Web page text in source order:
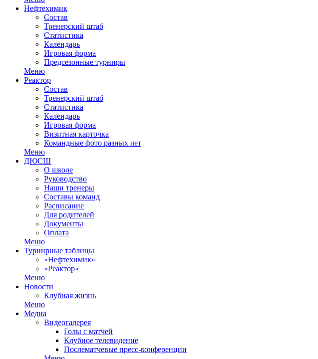
Нефтехимик
Состав
Тренерский штаб
Статистика
Календарь
Игровая форма
Предсезонные турниры
Меню
Реактор
Состав
Тренерский штаб
Статистика
Календарь
Игровая форма
Визитная карточка
Командные фото разных лет
Меню
ДЮСШ
О школе
Руководство
Наши тренеры
Составы команд
Расписание
Для родителей
Документы
Оплата
Меню
Турнирные таблицы
«Нефтехимик»
«Реактор»
Меню
Новости
Клубная жизнь
Меню
Медиа
Видеогалерея
Голы с матчей
Клубное телевидение
Послематчевые пресс-конференции